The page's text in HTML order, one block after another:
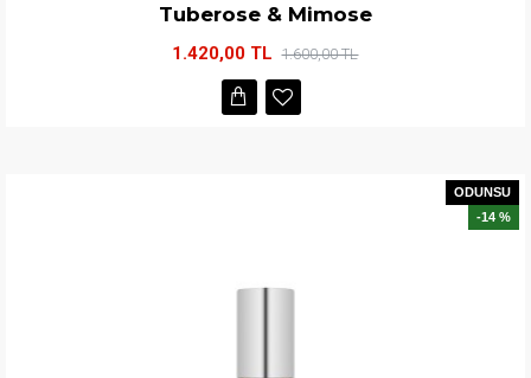
Tuberose & Mimose
1.420,00 TL 1.600,00 TL
ODUNSU
-14 %